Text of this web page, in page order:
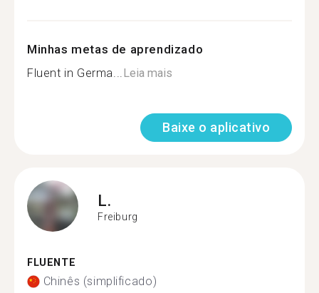
Minhas metas de aprendizado
Fluent in Germa... Leia mais
Baixe o aplicativo
L.
Freiburg
FLUENTE
Chinês (simplificado)